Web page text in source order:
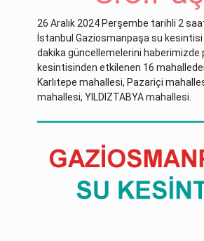
26 Aralık 2024 Perşembe tarihli 2
İstanbul Gaziosmanpaşa su kesintisi
dakika güncellemelerini haberimizde
kesintisinden etkilenen 16
Karlıtepe mahallesi, Pazariçi
mahallesi, YILDIZTABYA mahallesi.